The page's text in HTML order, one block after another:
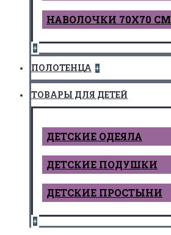
НАВОЛОЧКИ 70Х70 СМ
+
ПОЛОТЕНЦА +
ТОВАРЫ ДЛЯ ДЕТЕЙ
ДЕТCКИЕ ОДЕЯЛА
ДЕТСКИЕ ПОДУШКИ
ДЕТСКИЕ ПРОСТЫНИ
+